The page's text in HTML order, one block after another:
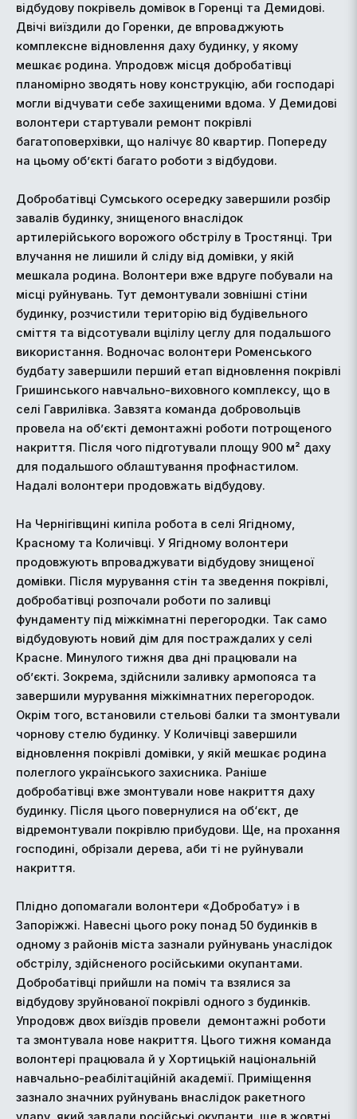
відбудову покрівель домівок в Горенці та Демидові.
Двічі виїздили до Горенки, де впроваджують
комплексне відновлення даху будинку, у якому
мешкає родина. Упродовж місця добробатівці
планомірно зводять нову конструкцію, аби господарі
могли відчувати себе захищеними вдома. У Демидові
волонтери стартували ремонт покрівлі
багатоповерхівки, що налічує 80 квартир. Попереду
на цьому об’єкті багато роботи з відбудови.
Добробатівці Сумського осередку завершили розбір
завалів будинку, знищеного внаслідок
артилерійського ворожого обстрілу в Тростянці. Три
влучання не лишили й сліду від домівки, у якій
мешкала родина. Волонтери вже вдруге побували на
місці руйнувань. Тут демонтували зовнішні стіни
будинку, розчистили територію від будівельного
сміття та відсотували вцілілу цеглу для подальшого
використання. Водночас волонтери Роменського
будбату завершили перший етап відновлення покрівлі
Гришинського навчально-виховного комплексу, що в
селі Гаврилівка. Завзята команда добровольців
провела на об’єкті демонтажні роботи потрощеного
накриття. Після чого підготували площу 900 м² даху
для подальшого облаштування профнастилом.
Надалі волонтери продовжать відбудову.
На Чернігівщині кипіла робота в селі Ягідному,
Красному та Количівці. У Ягідному волонтери
продовжують впроваджувати відбудову знищеної
домівки. Після мурування стін та зведення покрівлі,
добробатівці розпочали роботи по заливці
фундаменту під міжкімнатні перегородки. Так само
відбудовують новий дім для постраждалих у селі
Красне. Минулого тижня два дні працювали на
об’єкті. Зокрема, здійснили заливку армопояса та
завершили мурування міжкімнатних перегородок.
Окрім того, встановили стельові балки та змонтували
чорнову стелю будинку. У Количівці завершили
відновлення покрівлі домівки, у якій мешкає родина
полеглого українського захисника. Раніше
добробатівці вже змонтували нове накриття даху
будинку. Після цього повернулися на об‘єкт, де
відремонтували покрівлю прибудови. Ще, на прохання
господині, обрізали дерева, аби ті не руйнували
накриття.
Плідно допомагали волонтери «Добробату» і в
Запоріжжі. Навесні цього року понад 50 будинків в
одному з районів міста зазнали руйнувань унаслідок
обстрілу, здійсненого російськими окупантами.
Добробатівці прийшли на поміч та взялися за
відбудову зруйнованої покрівлі одного з будинків.
Упродовж двох виїздів провели демонтажні роботи
та змонтувала нове накриття. Цього тижня команда
волонтері працювала й у Хортицькій національній
навчально-реабілітаційній академії. Приміщення
зазнало значних руйнувань внаслідок ракетного